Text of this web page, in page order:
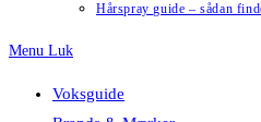
Hårspray guide – sådan
Menu Luk
Voksguide